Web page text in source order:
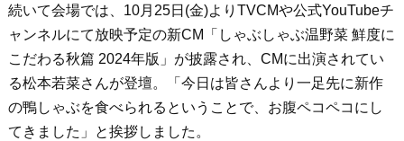
続いて会場では、10月25日(金)よりTVCMや公式YouTubeチ
ャンネルにて放映予定の新CM「しゃぶしゃぶ温野菜 鮮度に
こだわる秋篇 2024年版」が披露され、CMに出演されてい
る松本若菜さんが登壇。「今日は皆さんより一足先に新作
の鴨しゃぶを食べられるということで、お腹ペコペコにし
てきました」と挨拶しました。